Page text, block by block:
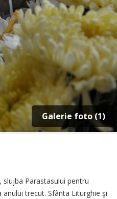
Galerie foto (1)
Parastasului pentru
trecut. Sfânta Liturghie şi